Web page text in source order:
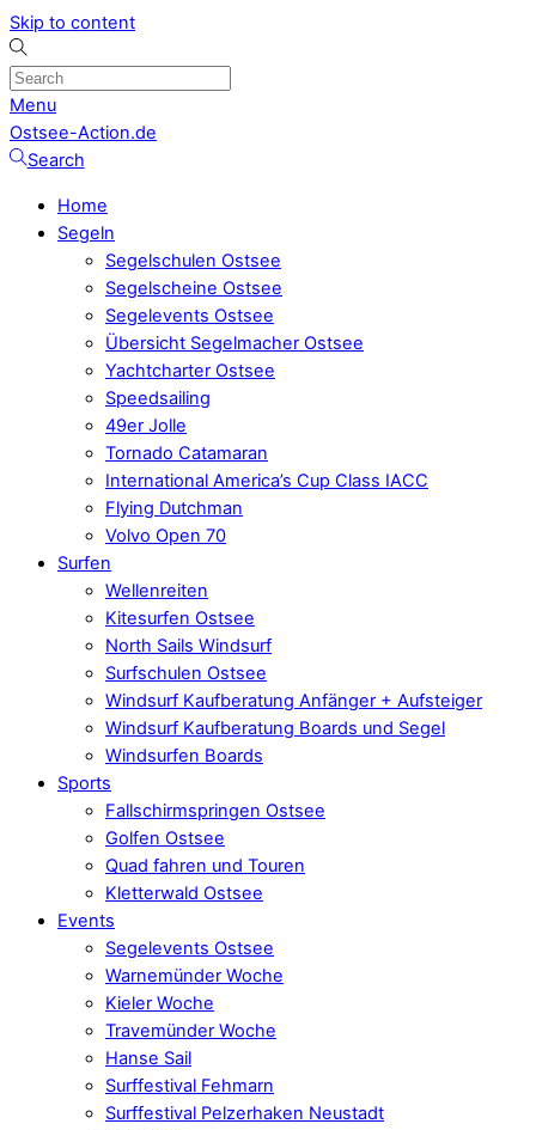
Skip to content
Menu
Ostsee-Action.de
Search
Home
Segeln
Segelschulen Ostsee
Segelscheine Ostsee
Segelevents Ostsee
Übersicht Segelmacher Ostsee
Yachtcharter Ostsee
Speedsailing
49er Jolle
Tornado Catamaran
International America’s Cup Class IACC
Flying Dutchman
Volvo Open 70
Surfen
Wellenreiten
Kitesurfen Ostsee
North Sails Windsurf
Surfschulen Ostsee
Windsurf Kaufberatung Anfänger + Aufsteiger
Windsurf Kaufberatung Boards und Segel
Windsurfen Boards
Sports
Fallschirmspringen Ostsee
Golfen Ostsee
Quad fahren und Touren
Kletterwald Ostsee
Events
Segelevents Ostsee
Warnemünder Woche
Kieler Woche
Travemünder Woche
Hanse Sail
Surffestival Fehmarn
Surffestival Pelzerhaken Neustadt